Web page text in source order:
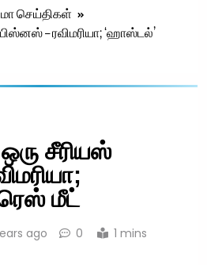
|
Sports News
செய்திகள்
– ரவிமரியா; ‘ஹாஸ்டல்’
சீரியஸ்
மீட்
ago 0 1 mins